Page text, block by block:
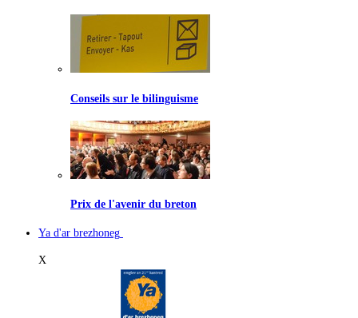
Conseils sur le bilinguisme
Prix de l'avenir du breton
Ya d'ar brezhoneg
X